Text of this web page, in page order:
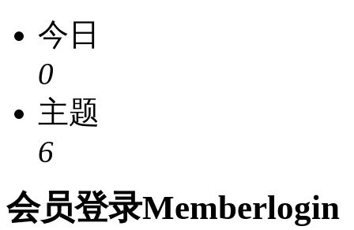
今日
0
主题
6
会员登录Memberlogin